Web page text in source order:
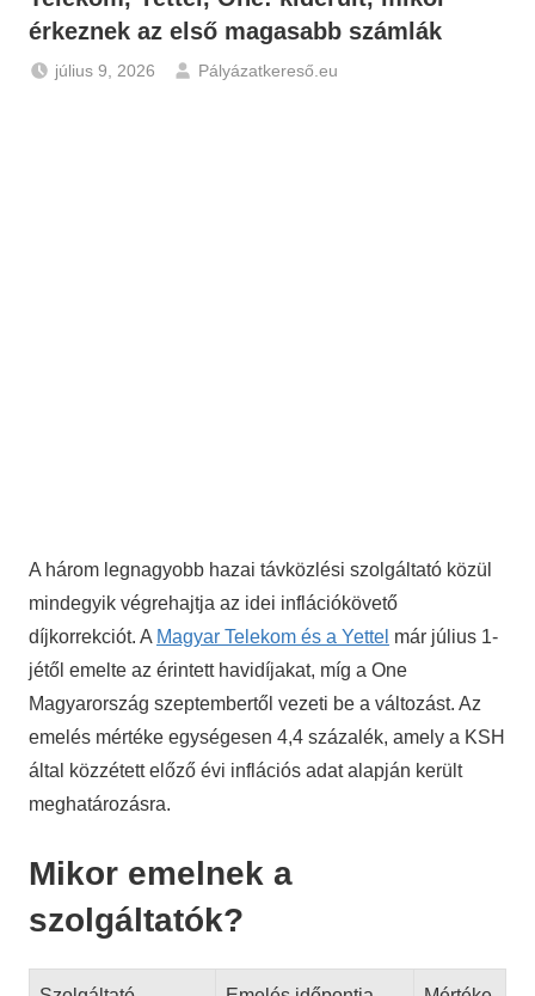
érkeznek az első magasabb számlák
július 9, 2026
Pályázatkereső.eu
A három legnagyobb hazai távközlési szolgáltató közül
mindegyik végrehajtja az idei inflációkövető
díjkorrekciót. A Magyar Telekom és a Yettel már július 1-
jétől emelte az érintett havidíjakat, míg a One
Magyarország szeptembertől vezeti be a változást. Az
emelés mértéke egységesen 4,4 százalék, amely a KSH
által közzétett előző évi inflációs adat alapján került
meghatározásra.
Mikor emelnek a
szolgáltatók?